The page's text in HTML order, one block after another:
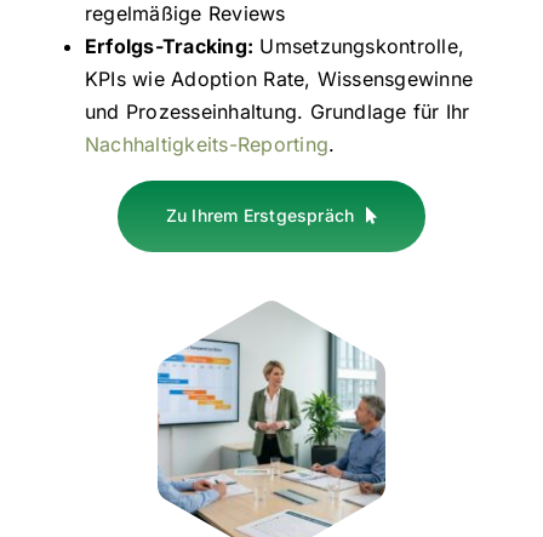
regelmäßige Reviews
Erfolgs-Tracking: Umsetzungskontrolle,
KPIs wie Adoption Rate, Wissensgewinne
und Prozesseinhaltung. Grundlage für Ihr
Nachhaltigkeits-Reporting.
Zu Ihrem Erstgespräch